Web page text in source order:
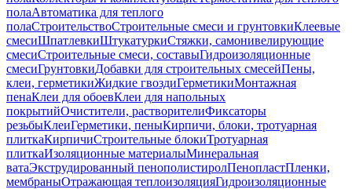
полаАвтоматика для теплого
полаСтроительствоСтроительные смеси и грунтовкиКлеевые
смесиШпатлевкиШтукатуркиСтяжки, самонивелирующие
смесиСтроительные смеси, составыГидроизоляционные
смесиГрунтовкиДобавки для строительных смесейПены,
клеи, герметикиЖидкие гвоздиГерметикиМонтажная
пенаКлеи для обоевКлеи для напольных
покрытийОчистители, растворителиФиксаторы
резьбыКлеиГерметики, пеныКирпичи, блоки, тротуарная
плиткаКирпичиСтроительные блокиТротуарная
плиткаИзоляционные материалыМинеральная
ватаЭкструдированный пенополистиролПенопластПленки,
мембраныОтражающая теплоизоляцияГидроизоляционные